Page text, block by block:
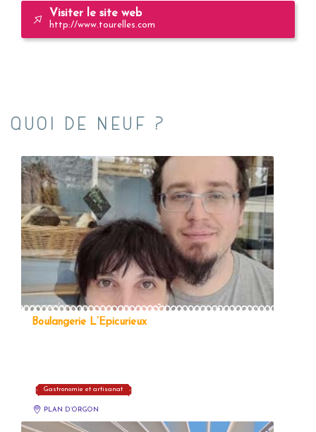
Visiter le site web
http://www.tourelles.com
QUOI DE NEUF ?
Boulangerie L’Épicurieux
Gastronomie et artisanat
PLAN D’ORGON